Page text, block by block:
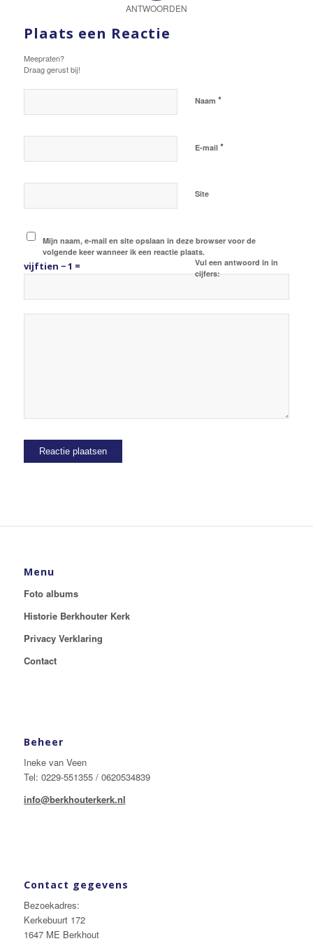
ANTWOORDEN
Plaats een Reactie
Meepraten?
Draag gerust bij!
Naam *
E-mail *
Site
Mijn naam, e-mail en site opslaan in deze browser voor de
volgende keer wanneer ik een reactie plaats.
Vul een antwoord in in
cijfers:
vijftien − 1 =
Menu
Foto albums
Historie Berkhouter Kerk
Privacy Verklaring
Contact
Beheer
Ineke van Veen
Tel: 0229-551355 / 0620534839
info@berkhouterkerk.nl
Contact gegevens
Bezoekadres:
Kerkebuurt 172
1647 ME Berkhout